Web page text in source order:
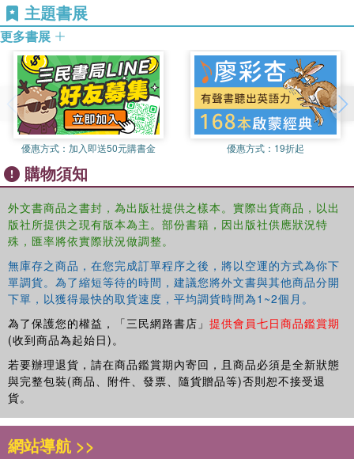
reading, Philips sets out to challenge the distinction between
'popular' and 'literary' fiction, arguing that neat categories such as
'popular', 'middle brow' and 'serious fiction' need more careful
definition.
主題書展
更多書展
優惠方式： 加入即送50元購書金 優惠方式： 19折起
購物須知
外文書商品之書封，為出版社提供之樣本。實際出貨商品，以出
版社所提供之現有版本為主。部份書籍，因出版社供應狀況特
殊，匯率將依實際狀況做調整。
無庫存之商品，在您完成訂單程序之後，將以空運的方式為你下
單調貨。為了縮短等待的時間，建議您將外文書與其他商品分開
下單，以獲得最快的取貨速度，平均調貨時間為1~2個月。
為了保護您的權益，「三民網路書店」 提供會員七日商品鑑賞期
(收到商品為起始日)。
若要辦理退貨，請在商品鑑賞期內寄回，且商品必須是全新狀態
與完整包裝(商品、附件、發票、隨貨贈品等)否則恕不接受退
貨。
網站導航 >>